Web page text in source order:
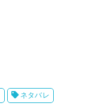
ネタバレ